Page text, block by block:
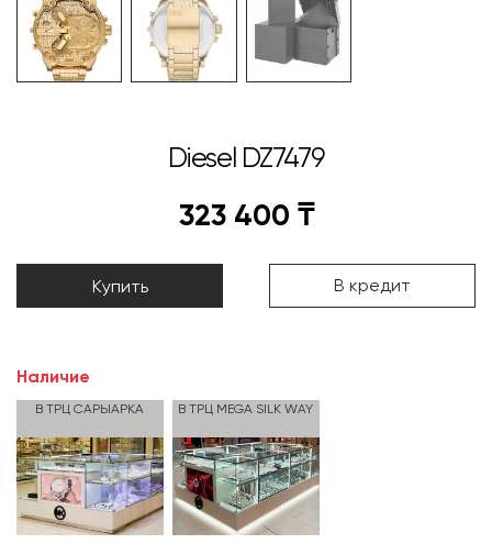
Diesel DZ7479
323 400 ₸
Купить В кредит
Наличие
В ТРЦ САРЫАРКА В ТРЦ MEGA SILK WAY